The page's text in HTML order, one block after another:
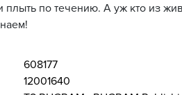
плыть по течению. А уж кто из
608177
12001640